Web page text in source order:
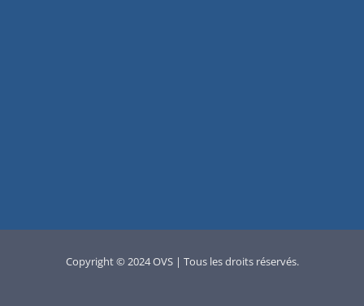
Copyright © 2024 OVS | Tous les droits réservés.